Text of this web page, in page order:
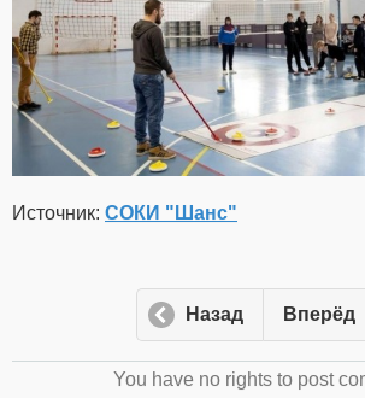
Источник: СОКИ "Шанс"
Назад Вперёд
You have no rights to post